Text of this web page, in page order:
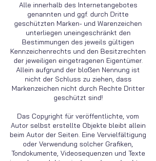
Alle innerhalb des Internetangebotes
genannten und ggf. durch Dritte
geschützten Marken- und Warenzeichen
unterliegen uneingeschränkt den
Bestimmungen des jeweils gültigen
Kennzeichenrechts und den Besitzrechten
der jeweiligen eingetragenen Eigentümer.
Allein aufgrund der bloßen Nennung ist
nicht der Schluss zu ziehen, dass
Markenzeichen nicht durch Rechte Dritter
geschützt sind!
Das Copyright für veröffentlichte, vom
Autor selbst erstellte Objekte bleibt allein
beim Autor der Seiten. Eine Vervielfältigung
oder Verwendung solcher Grafiken,
Tondokumente, Videosequenzen und Texte